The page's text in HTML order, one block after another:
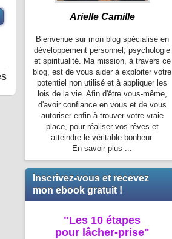
Arielle Camille
Bienvenue sur mon blog spécialisé en
développement personnel, psychologie
et spiritualité. Ma mission, à travers ce
blog, est de vous aider à exploiter votre
potentiel non utilisé et à appliquer les
lois de la vie. Afin d'être vous-même,
d'avoir confiance en vous et de vous
autoriser enfin à trouver votre vraie
place, pour réaliser vos rêves et
atteindre le véritable bonheur.
En savoir plus ...
Inscrivez-vous et recevez
mon ebook gratuit !
"Les 10 étapes
pour lâcher-prise"